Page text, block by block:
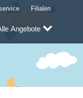
Filialen
Angebote